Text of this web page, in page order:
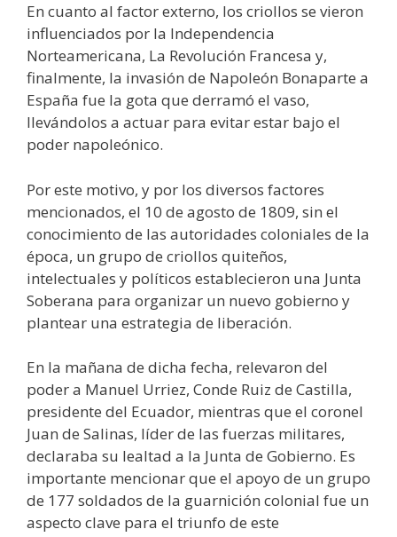
En cuanto al factor externo, los criollos se vieron
influenciados por la Independencia
Norteamericana, La Revolución Francesa y,
finalmente, la invasión de Napoleón Bonaparte a
España fue la gota que derramó el vaso,
llevándolos a actuar para evitar estar bajo el
poder napoleónico.
Por este motivo, y por los diversos factores
mencionados, el 10 de agosto de 1809, sin el
conocimiento de las autoridades coloniales de la
época, un grupo de criollos quiteños,
intelectuales y políticos establecieron una Junta
Soberana para organizar un nuevo gobierno y
plantear una estrategia de liberación.
En la mañana de dicha fecha, relevaron del
poder a Manuel Urriez, Conde Ruiz de Castilla,
presidente del Ecuador, mientras que el coronel
Juan de Salinas, líder de las fuerzas militares,
declaraba su lealtad a la Junta de Gobierno. Es
importante mencionar que el apoyo de un grupo
de 177 soldados de la guarnición colonial fue un
aspecto clave para el triunfo de este